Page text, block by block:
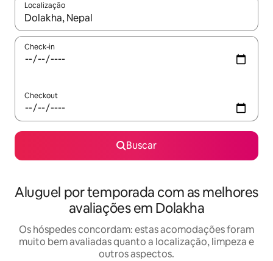
Localização
Quando os resultados estiverem disponíveis, explore-os
Check-in
Checkout
Buscar
Aluguel por temporada com as melhores
avaliações em Dolakha
Os hóspedes concordam: estas acomodações foram
muito bem avaliadas quanto a localização, limpeza e
outros aspectos.